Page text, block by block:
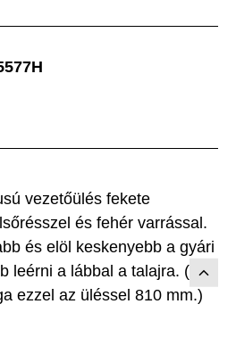
vezetőülés fekete
és fehér varrással.
és elöl keskenyebb a gyári
leérni a lábbal a talajra. (Az
ezzel az üléssel 810 mm.)